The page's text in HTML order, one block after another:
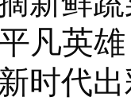
凡英
时代